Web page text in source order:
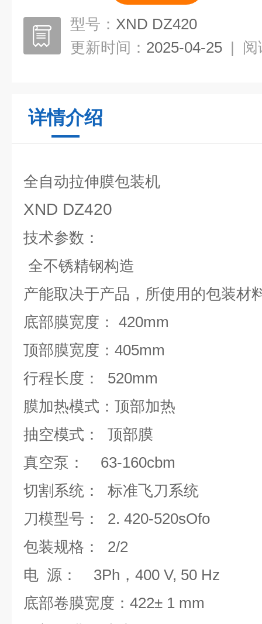
型号： XND DZ420
更新时间： 2025-04-25 | 阅
详情介绍
全自动拉伸膜包装机
XND DZ420
技术参数：
全不锈精钢构造
产能取决于产品，所使用的包装材
底部膜宽度： 420mm
顶部膜宽度：405mm
行程长度： 520mm
膜加热模式：顶部加热
抽空模式： 顶部膜
真空泵： 63-160cbm
切割系统： 标准飞刀系统
刀模型号： 2. 420-520sOfo
包装规格： 2/2
电 源： 3Ph ，400 V, 50 Hz
底部卷膜宽度： 422± 1 mm